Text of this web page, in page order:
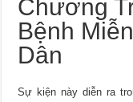
Chương
Bệnh
Dân
Sự kiện này diễn ra